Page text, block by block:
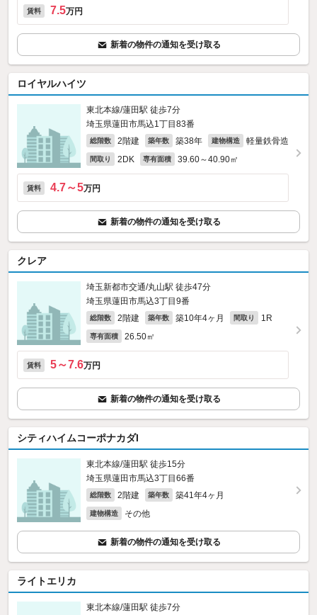
賃料 7.5万円
新着の物件の通知を受け取る
ロイヤルハイツ
東北本線/蓮田駅 徒歩7分
埼玉県蓮田市馬込1丁目83番
総階数 2階建 築年数 築38年 建物構造 軽量鉄骨造
間取り 2DK 専有面積 39.60～40.90㎡
賃料 4.7～5万円
新着の物件の通知を受け取る
クレア
埼玉新都市交通/丸山駅 徒歩47分
埼玉県蓮田市馬込3丁目9番
総階数 2階建 築年数 築10年4ヶ月 間取り 1R
専有面積 26.50㎡
賃料 5～7.6万円
新着の物件の通知を受け取る
シティハイムコーポナカダI
東北本線/蓮田駅 徒歩15分
埼玉県蓮田市馬込3丁目66番
総階数 2階建 築年数 築41年4ヶ月
建物構造 その他
新着の物件の通知を受け取る
ライトエリカ
東北本線/蓮田駅 徒歩7分